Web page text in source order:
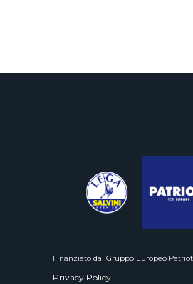
Finanziato dal Gruppo Europeo
Privacy Policy